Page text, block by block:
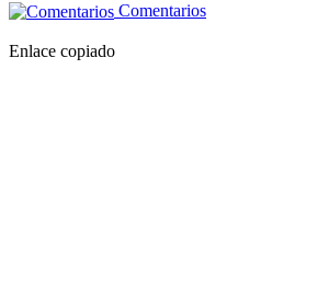
Comentarios
Enlace copiado